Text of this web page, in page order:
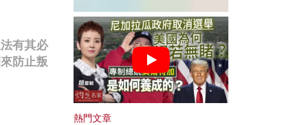
有其必
防止叛
熱門文章